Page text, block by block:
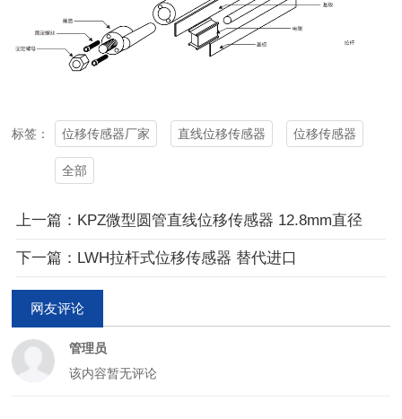
标签： 位移传感器厂家 直线位移传感器 位移传感器
全部
上一篇：KPZ微型圆管直线位移传感器 12.8mm直径
下一篇：LWH拉杆式位移传感器 替代进口
网友评论
管理员
该内容暂无评论